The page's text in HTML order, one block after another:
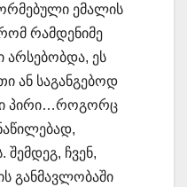
ემალის
რამდენიმე
არსებობდა, ეს
ან საგანგებოდ
პირი…როგორც
შემდეგ, ჩვენ,
განმავლობაში